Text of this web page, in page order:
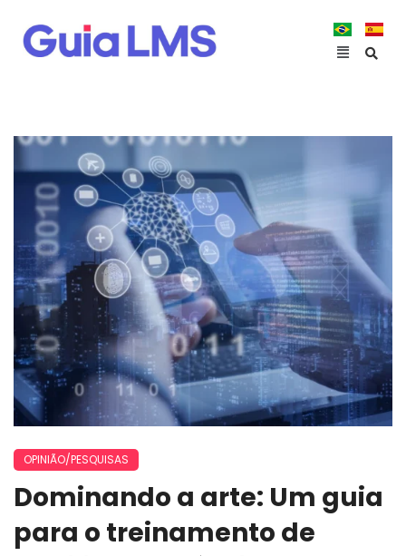
OPINIÃO/PESQUISAS
Dominando a arte: Um guia
para o treinamento de